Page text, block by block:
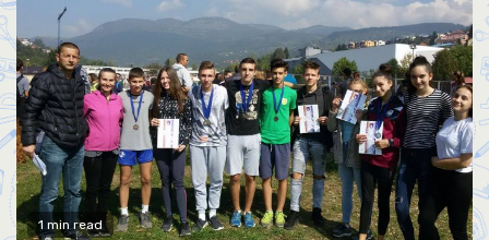
1 min read